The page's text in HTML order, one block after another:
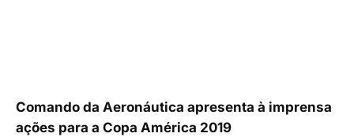
Comando da Aeronáutica apresenta à imprensa
ações para a Copa América 2019